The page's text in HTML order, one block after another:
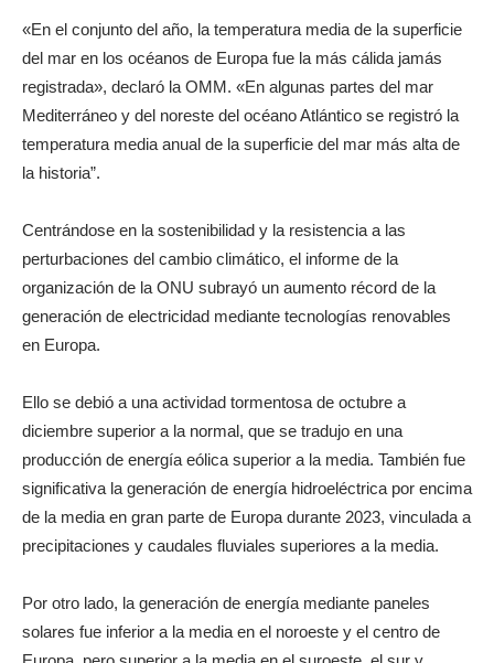
«En el conjunto del año, la temperatura media de la superficie
del mar en los océanos de Europa fue la más cálida jamás
registrada», declaró la OMM. «En algunas partes del mar
Mediterráneo y del noreste del océano Atlántico se registró la
temperatura media anual de la superficie del mar más alta de
la historia”.
Centrándose en la sostenibilidad y la resistencia a las
perturbaciones del cambio climático, el informe de la
organización de la ONU subrayó un aumento récord de la
generación de electricidad mediante tecnologías renovables
en Europa.
Ello se debió a una actividad tormentosa de octubre a
diciembre superior a la normal, que se tradujo en una
producción de energía eólica superior a la media. También fue
significativa la generación de energía hidroeléctrica por encima
de la media en gran parte de Europa durante 2023, vinculada a
precipitaciones y caudales fluviales superiores a la media.
Por otro lado, la generación de energía mediante paneles
solares fue inferior a la media en el noroeste y el centro de